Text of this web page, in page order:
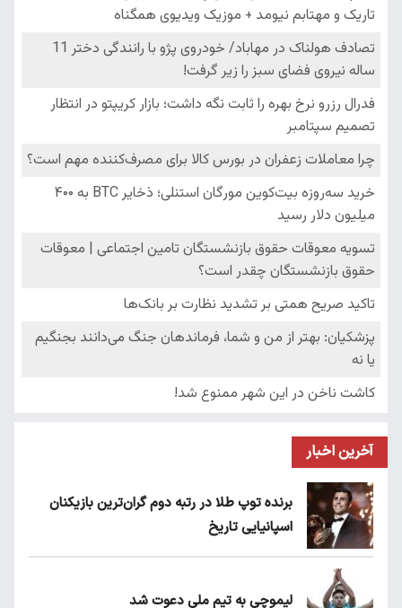
آخرین اخبار
برنده توپ طلا در رتبه دوم گران‌ترین بازیکنان
اسپانیایی تاریخ
لیموچی به تیم ملی دعوت شد